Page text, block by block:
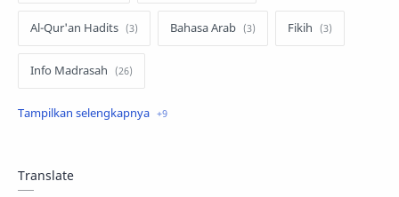
Al-Qur'an Hadits Bahasa Arab Fikih
Info Madrasah
Khutbah Jum'at PJOK
Translate